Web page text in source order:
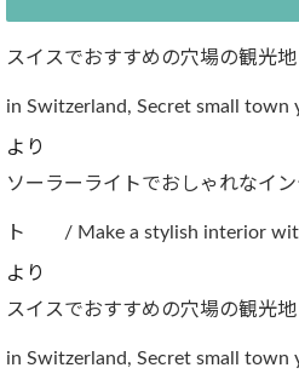
スイスでおすすめの穴場の観
in Switzerland, Secret small town
より
ソーラーライトでおしゃれなイ
ト / Make a stylish interior
より
スイスでおすすめの穴場の観
in Switzerland, Secret small town